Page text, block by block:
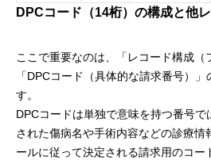
DPCコード（14桁）の構成と他
ここで重要なのは、「レコード構成（
「DPCコード（具体的な請求番号）
す。
DPCコードは単独で意味を持つ番号
された傷病名や手術内容などの診療情
ールに従って決定される請求用のコー